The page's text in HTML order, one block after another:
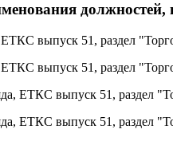
должностей,
ЕТКС выпуск 51, раздел
ЕТКС выпуск 51, раздел
ЕТКС выпуск 51, раздел
ЕТКС выпуск 51, раздел